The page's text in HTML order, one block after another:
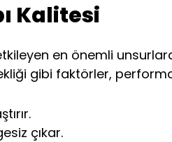
Kalitesi
etkileyen en önemli
gibi faktörler,
çıkar.